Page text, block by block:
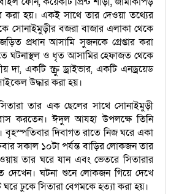
করা হয়। একই সাথে তার দেওয়া তথ্যের
সোনাইমুড়ীর বজরা বাজার এলাকা থেকে
প্রধান আসামি সুজনকে গ্রেপ্তার করা
ঘটনাস্থল ও ধৃত আসামির হেফাজত থেকে
দা, একটি স্ক্রু ড্রাইভার, একটি এনড্রয়েড
উদ্ধার করা হয়।
সিতারা তার এক ছেলের সাথে সোনাইমুড়ী
করতেন। ঈদুল আযহা উপলক্ষে তিনি
বৃহস্পতিবার দিবাগত রাতে নিজ ঘরে একা
সকাল ১০টা পর্যন্ত বাড়ির লোকজন তার
তার ঘরে যান এবং ভেতরে সিতারার
দেখেন। ঘটনা শুনে লোকজন গিয়ে দেখে
ঢুকে সিতারা বেগমকে হত্যা করা হয়।